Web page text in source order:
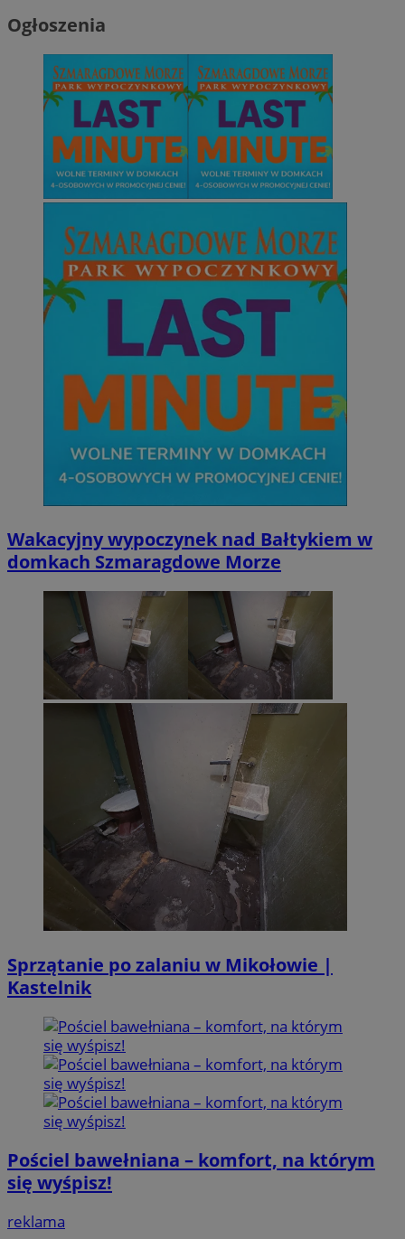
Ogłoszenia
Wakacyjny wypoczynek nad Bałtykiem w
domkach Szmaragdowe Morze
Sprzątanie po zalaniu w Mikołowie |
Kastelnik
Pościel bawełniana – komfort, na którym
się wyśpisz!
reklama